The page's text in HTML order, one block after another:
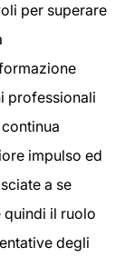
per superare
professionali
impulso ed
a se
quindi il ruolo
degli